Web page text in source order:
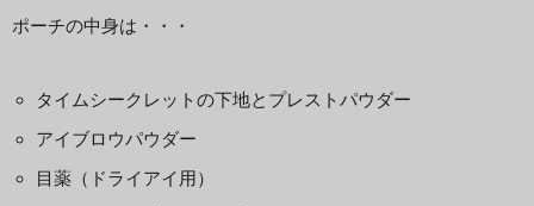
ポーチの中身は・・・
タイムシークレットの下地とプレストパウダー
アイブロウパウダー
目薬（ドライアイ用）